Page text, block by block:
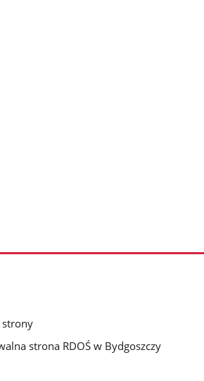
strony
strona RDOŚ w Bydgoszczy